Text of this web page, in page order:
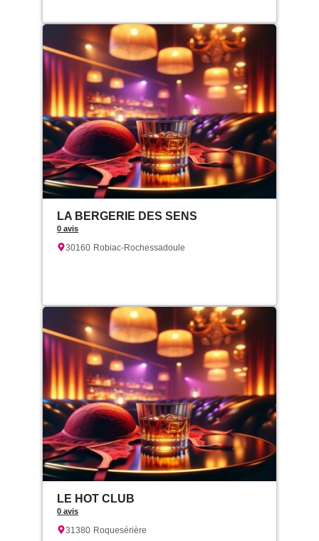
LA BERGERIE DES SENS
0 avis
30160 Robiac-Rochessadoule
LE HOT CLUB
0 avis
31380 Roquesérière